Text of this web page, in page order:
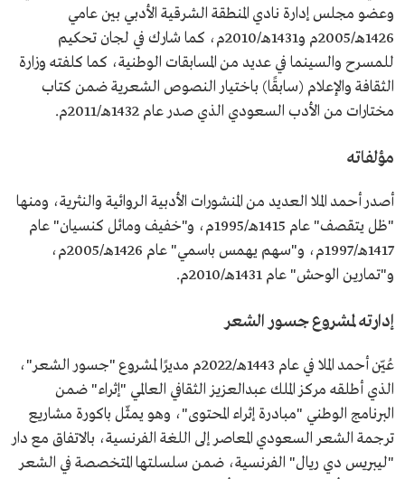
وعضو مجلس إدارة نادي المنطقة الشرقية الأدبي بين عامي
1426هـ/2005م و1431هـ/2010م، كما شارك في لجان تحكيم
للمسرح والسينما في عديد من المسابقات الوطنية، كما كلفته وزارة
الثقافة والإعلام (سابقًا) باختيار النصوص الشعرية ضمن كتاب
مختارات من الأدب السعودي الذي صدر عام 1432هـ/2011م.
مؤلفاته
أصدر أحمد الملا العديد من المنشورات الأدبية الروائية والنثرية، ومنها
"ظل يتقصف" عام 1415هـ/1995م، و"خفيف ومائل كنسيان" عام
1417هـ/1997م، و"سهم يهمس باسمي" عام 1426هـ/2005م،
و"تمارين الوحش" عام 1431هـ/2010م.
إدارته لمشروع جسور الشعر
عُيّن أحمد الملا في عام 1443هـ/2022م مديرًا لمشروع "جسور الشعر"،
الذي أطلقه مركز الملك عبدالعزيز الثقافي العالمي "إثراء" ضمن
البرنامج الوطني "مبادرة إثراء المحتوى"، وهو يمثّل باكورة مشاريع
ترجمة الشعر السعودي المعاصر إلى اللغة الفرنسية، بالاتفاق مع دار
"ليبريس دي ريال" الفرنسية، ضمن سلسلتها المتخصصة في الشعر